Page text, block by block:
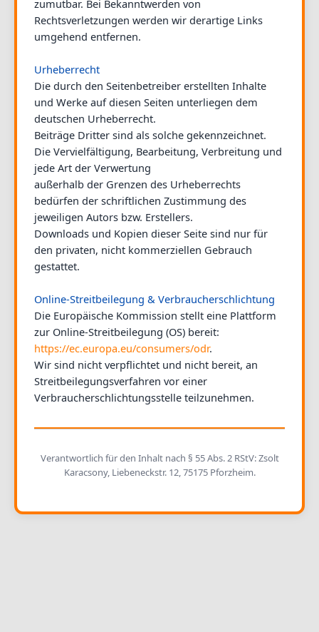
zumutbar. Bei Bekanntwerden von
Rechtsverletzungen werden wir derartige Links
umgehend entfernen.
Urheberrecht
Die durch den Seitenbetreiber erstellten Inhalte
und Werke auf diesen Seiten unterliegen dem
deutschen Urheberrecht.
Beiträge Dritter sind als solche gekennzeichnet.
Die Vervielfältigung, Bearbeitung, Verbreitung und
jede Art der Verwertung
außerhalb der Grenzen des Urheberrechts
bedürfen der schriftlichen Zustimmung des
jeweiligen Autors bzw. Erstellers.
Downloads und Kopien dieser Seite sind nur für
den privaten, nicht kommerziellen Gebrauch
gestattet.
Online-Streitbeilegung & Verbraucherschlichtung
Die Europäische Kommission stellt eine Plattform
zur Online-Streitbeilegung (OS) bereit:
https://ec.europa.eu/consumers/odr.
Wir sind nicht verpflichtet und nicht bereit, an
Streitbeilegungsverfahren vor einer
Verbraucherschlichtungsstelle teilzunehmen.
Verantwortlich für den Inhalt nach § 55 Abs. 2 RStV: Zsolt
Karacsony, Liebeneckstr. 12, 75175 Pforzheim.